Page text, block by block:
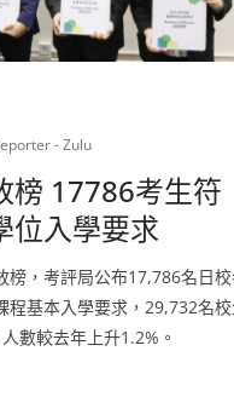
- Zulu
榜 17786考生符
位入學要求
榜，考評局公布17,786名日
程基本入學要求，29,732名
數較去年上升1.2%。